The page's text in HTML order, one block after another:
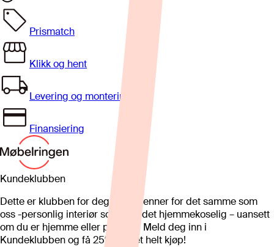
Prismatch
Klikk og hent
Levering og montering
Finansiering
Kundeklubben
Dette er klubben for deg som brenner for det samme som
oss -personlig interiør som gjør det hjemmekoselig – uansett
om du er hjemme eller på hytta. Meld deg inn i
Kundeklubben og få 25%* på et helt kjøp!